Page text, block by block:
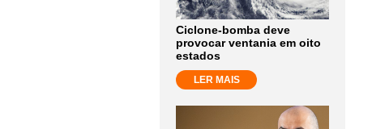
Ciclone-bomba deve
provocar ventania em oito
estados
LER MAIS